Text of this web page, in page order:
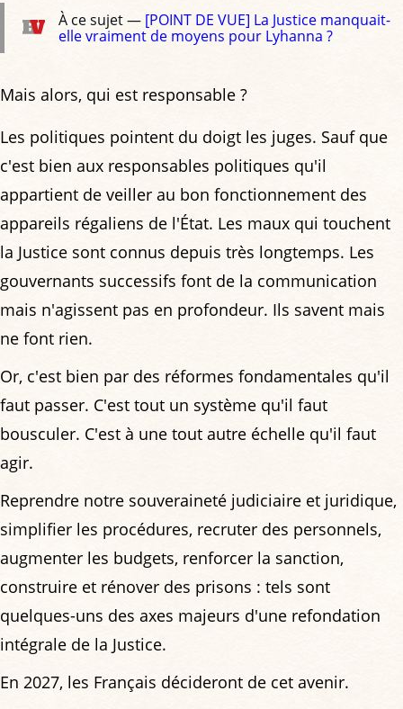
À ce sujet — [POINT DE VUE] La Justice manquait-
elle vraiment de moyens pour Lyhanna ?
Mais alors, qui est responsable ?
Les politiques pointent du doigt les juges. Sauf que
c'est bien aux responsables politiques qu'il
appartient de veiller au bon fonctionnement des
appareils régaliens de l'État. Les maux qui touchent
la Justice sont connus depuis très longtemps. Les
gouvernants successifs font de la communication
mais n'agissent pas en profondeur. Ils savent mais
ne font rien.
Or, c'est bien par des réformes fondamentales qu'il
faut passer. C'est tout un système qu'il faut
bousculer. C'est à une tout autre échelle qu'il faut
agir.
Reprendre notre souveraineté judiciaire et juridique,
simplifier les procédures, recruter des personnels,
augmenter les budgets, renforcer la sanction,
construire et rénover des prisons : tels sont
quelques-uns des axes majeurs d'une refondation
intégrale de la Justice.
En 2027, les Français décideront de cet avenir.